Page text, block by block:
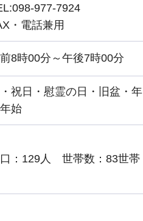
977-7924
・電話兼用
8時00分～午後7時00分
祝日・慰霊の日・旧盆・年
始
口：129人 世帯数：83世帯